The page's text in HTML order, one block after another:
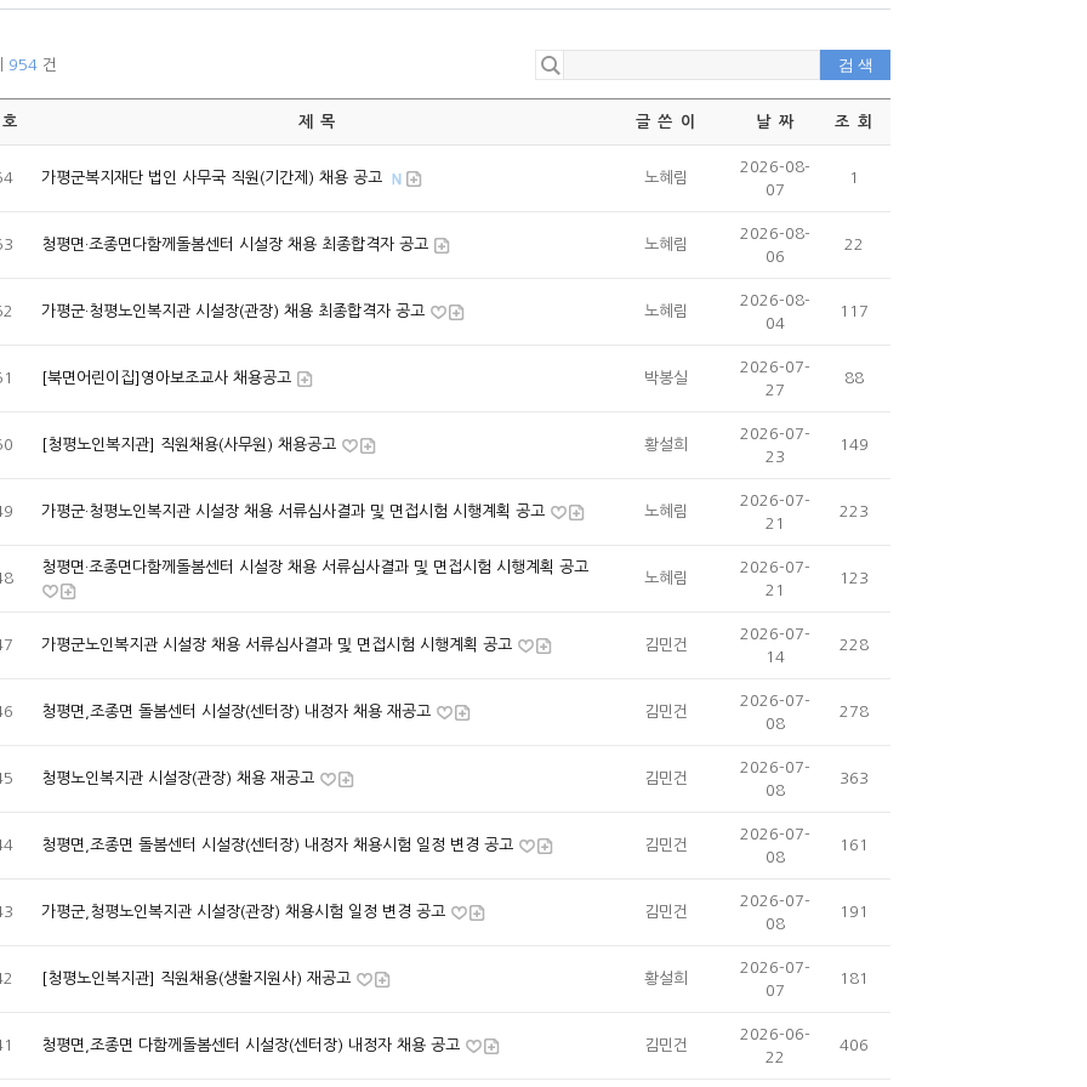
954 건
제 목 글 쓴 이 날 짜 조 회
가평군복지재단 법인 사무국 직원(기간제) 채용 공고 노혜림
2026-08-
07
1
청평면·조종면다함께돌봄센터 시설장 채용 최종합격자 공고 노혜림
2026-08-
06
22
가평군·청평노인복지관 시설장(관장) 채용 최종합격자 공고 노혜림
2026-08-
04
117
[북면어린이집]영아보조교사 채용공고 박봉실
2026-07-
27
88
[청평노인복지관] 직원채용(사무원) 채용공고 황설희
2026-07-
23
149
가평군·청평노인복지관 시설장 채용 서류심사결과 및 면접시험 시행계획 공고 노혜림
2026-07-
21
223
청평면·조종면다함께돌봄센터 시설장 채용 서류심사결과 및 면접시험 시행계획 공고
노혜림
2026-07-
21
123
가평군노인복지관 시설장 채용 서류심사결과 및 면접시험 시행계획 공고 김민건
2026-07-
14
228
청평면,조종면 돌봄센터 시설장(센터장) 내정자 채용 재공고 김민건
2026-07-
08
278
청평노인복지관 시설장(관장) 채용 재공고 김민건
2026-07-
08
363
청평면,조종면 돌봄센터 시설장(센터장) 내정자 채용시험 일정 변경 공고 김민건
2026-07-
08
161
가평군,청평노인복지관 시설장(관장) 채용시험 일정 변경 공고 김민건
2026-07-
08
191
[청평노인복지관] 직원채용(생활지원사) 재공고 황설희
2026-07-
07
181
청평면,조종면 다함께돌봄센터 시설장(센터장) 내정자 채용 공고 김민건
2026-06-
22
406